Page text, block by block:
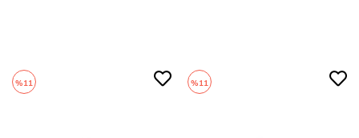
%11 %11